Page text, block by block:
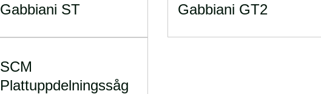
Gabbiani ST
Gabbiani GT2
SCM
Plattuppdelningssåg